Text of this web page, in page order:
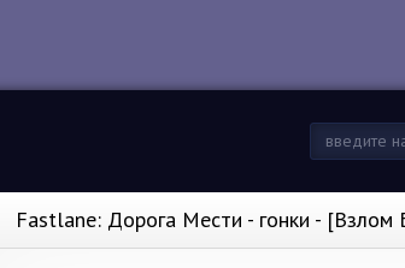
Fastlane: Дорога Мести - гонки - [Взлом